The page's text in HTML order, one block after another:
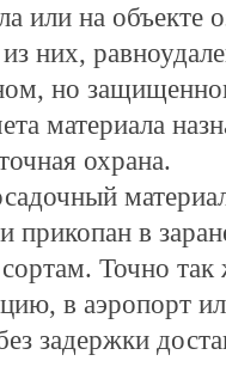
или на объекте
них,
но
материала
охрана.
прикопан в
Точно
в аэропорт
задержки